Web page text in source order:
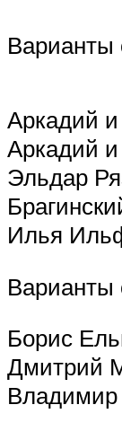
Варианты
Аркадий
Аркадий
Эльдар
Илья
Варианты
Борис
Дмитрий
Владимир